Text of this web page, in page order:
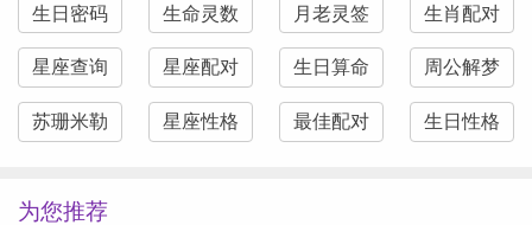
生日密码 生命灵数 月老灵签 生肖配对
星座查询 星座配对 生日算命 周公解梦
苏珊米勒 星座性格 最佳配对 生日性格
为您推荐